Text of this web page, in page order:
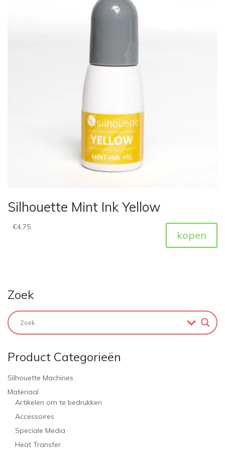
Silhouette Mint Ink Yellow
€4,75
kopen
Zoek
Product Categorieën
Silhouette Machines
Materiaal
Artikelen om te bedrukken
Accessoires
Speciale Media
Heat Transfer